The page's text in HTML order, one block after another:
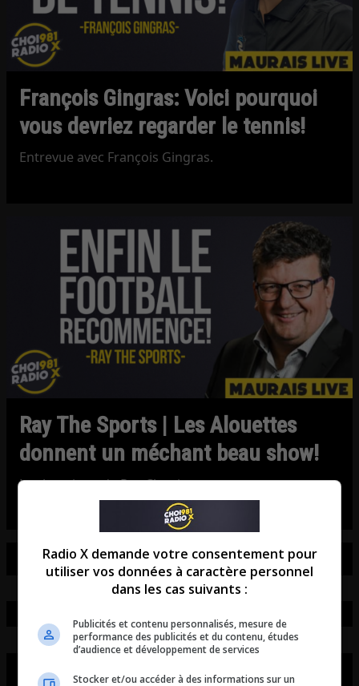
François Gingras: Voici pourquoi
vous devriez regarder le tennis!
Entrevue avec François Gingras.
Ray The Sports | Les Alouettes
donnent un méchant beau show!
La chronique de Ray Cloutier.
Radio X demande votre consentement pour
utiliser vos données à caractère personnel
dans les cas suivants :
Publicités et contenu personnalisés, mesure de
performance des publicités et du contenu, études
d’audience et développement de services
Stocker et/ou accéder à des informations sur un